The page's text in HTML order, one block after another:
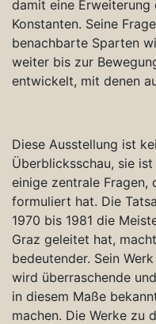
damit eine Erweiterung
Konstanten. Seine
benachbarte Sparten
weiter bis zur
entwickelt, mit denen
Diese Ausstellung ist
Überblicksschau, sie
einige zentrale
formuliert hat. Die
1970 bis 1981 die
Graz geleitet hat,
bedeutender. Sein
wird überraschende
in diesem Maße
machen. Die Werke zu